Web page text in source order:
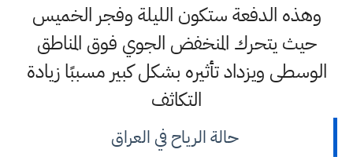
وهذه الدفعة ستكون الليلة وفجر الخميس
حيث يتحرك المنخفض الجوي فوق المناطق
الوسطى ويزداد تأثيره بشكل كبير مسببًا زيادة
التكاثف
حالة الرياح في العراق